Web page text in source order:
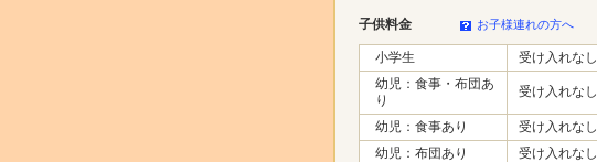
子供料金 お子様連れの方へ
小学生
受け入れなし
幼児：食事・布団あ
り
受け入れなし
幼児：食事あり
受け入れなし
幼児：布団あり
受け入れなし